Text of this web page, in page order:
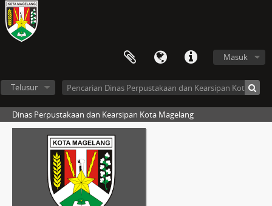
Masuk
Telusur
Dinas Perpustakaan dan Kearsipan Kota Magelang